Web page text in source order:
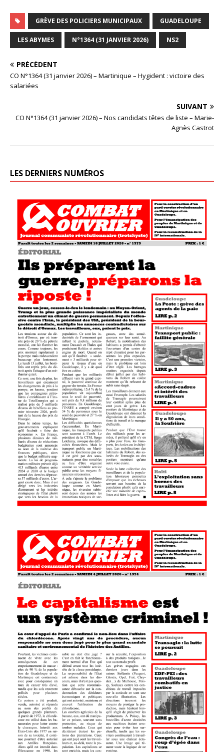
GRÈVE DES POLICIERS MUNICIPAUX GUADELOUPE
LES ABYMES N°1364 (31 JANVIER 2026) NS2
PRÉCÉDENT
CO N°1364 (31 janvier 2026) – Martinique – Hygident : victoire des
salariées
SUIVANT
CO N°1364 (31 janvier 2026) – Nos candidats têtes de liste – Marie-
Agnès Castrot
LES DERNIERS NUMÉROS